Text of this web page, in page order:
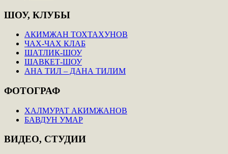
ШОУ, КЛУБЫ
АКИМЖАН ТОХТАХУНОВ
ЧАХ-ЧАХ КЛАБ
ШАТЛИК-ШОУ
ШАВКЕТ-ШОУ
АНА ТИЛ – ДАНА ТИЛИМ
ФОТОГРАФ
ХАЛМУРАТ АКИМЖАНОВ
БАВДУН УМАР
ВИДЕО, СТУДИИ